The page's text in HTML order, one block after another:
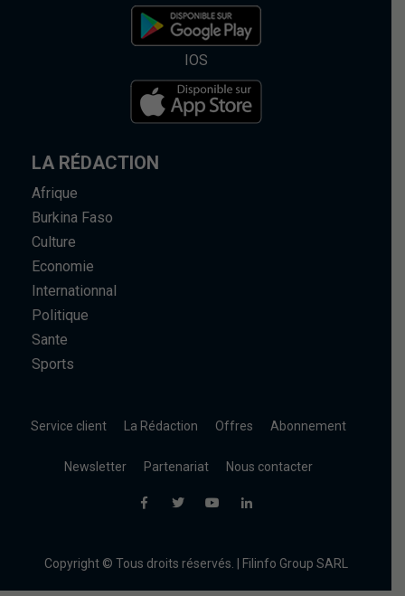
IOS
LA RÉDACTION
Afrique
Burkina Faso
Culture
Economie
Internationnal
Politique
Sante
Sports
Service client La Rédaction Offres Abonnement
Newsletter Partenariat Nous contacter
Copyright © Tous droits réservés. | Filinfo Group SARL